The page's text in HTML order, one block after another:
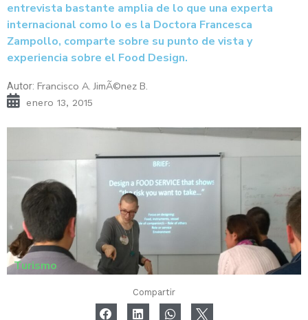
entrevista bastante amplia de lo que una experta
internacional como lo es la Doctora Francesca
Zampollo, comparte sobre su punto de vista y
experiencia sobre el Food Design.
Autor: Francisco A. JimÃ©nez B.
enero 13, 2015
Turismo
Compartir